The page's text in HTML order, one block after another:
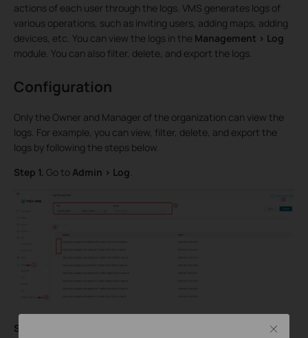
actions of each user through the logs. VMS generates logs of
various operations, such as inviting users, adding maps, adding
devices, etc. You can view the logs in the Management > Log
module. You can also filter, delete, and export the logs.
Configuration
Only the Owner and Manager of the organization can view the
logs. For example, you can view, filter, delete, and export the
logs by following the steps below.
Step 1. Go to Admin > Log.
Step 2. Close